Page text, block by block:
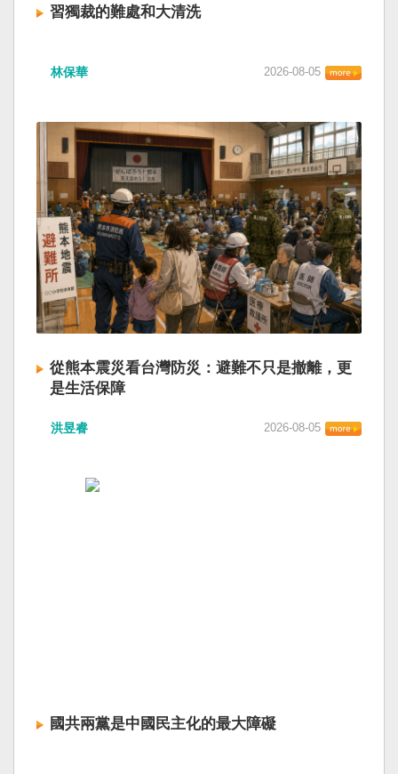
習獨裁的難處和大清洗
林保華 2026-08-05
從熊本震災看台灣防災：避難不只是撤離，更
是生活保障
洪昱睿 2026-08-05
國共兩黨是中國民主化的最大障礙